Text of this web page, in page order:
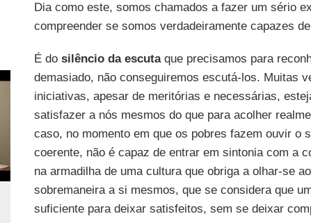
Dia como este, somos chamados a fazer um sério
compreender se somos verdadeiramente capazes
É do silêncio da escutaque precisamos para
demasiado, não conseguiremos escutá-los. Muitas
iniciativas, apesar de meritórias e necessárias,
satisfazer a nós mesmos do que para acolher
caso, no momento em que os pobres fazem ouvir o
coerente, não é capaz de entrar em sintonia com a
na armadilha de uma cultura que obriga a olhar-se
sobremaneira a si mesmos, que se considera que
suficiente para deixar satisfeitos, sem se deixar